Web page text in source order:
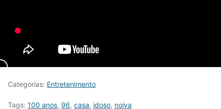
Categorias: Entretenimento
Tags: 100 anos, 96, casa, idoso, noiva